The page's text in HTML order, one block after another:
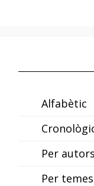
Alfabètic
Per autors
Per temes